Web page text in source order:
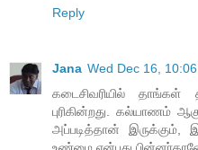
Reply
Jana Wed Dec 16,
கடைசிவரியில்
புரிகின்றது. கல்யாணம்
அப்படித்தான்